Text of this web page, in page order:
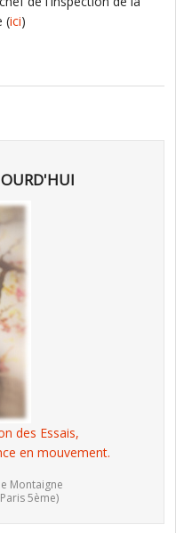
(ici)
des Essais,
en mouvement.
Montaigne
5ème)